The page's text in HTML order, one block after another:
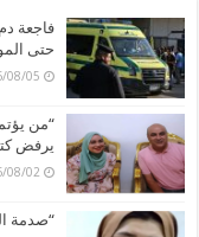
فاجعة
حتى
2026/08/05
“من
يرفض
2026/08/02
“صدمة